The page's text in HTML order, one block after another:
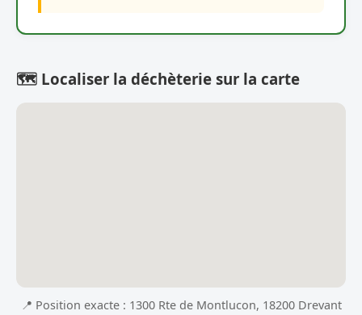
🗺️ Localiser la déchèterie sur la carte
📍 Position exacte : 1300 Rte de Montlucon, 18200 Drevant